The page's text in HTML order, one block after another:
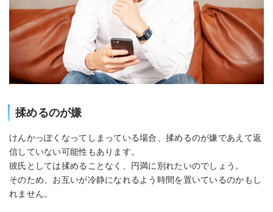
揉めるのが嫌
けんかっぽくなってしまっている場合、揉めるのが嫌であえて返
信していない可能性もあります。
彼氏としては揉めることなく、円満に別れたいのでしょう。
そのため、お互いが冷静になれるよう時間を置いているのかもし
れません。